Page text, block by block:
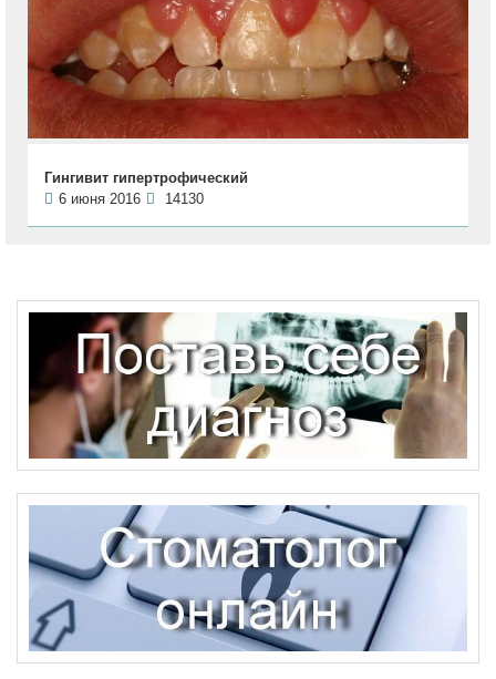
Гингивит гипертрофический
6 июня 2016
14130